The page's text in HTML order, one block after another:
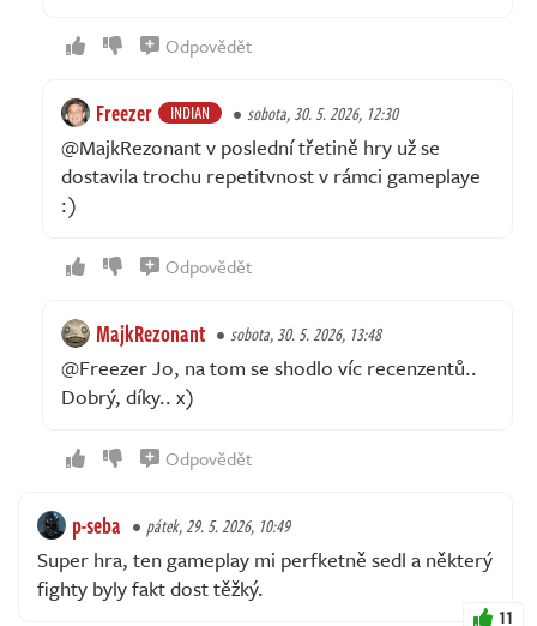
Odpovědět
Freezer INDIAN sobota, 30. 5. 2026, 12:30
@MajkRezonant v poslední třetině hry už se
dostavila trochu repetitvnost v rámci gameplaye
:)
Odpovědět
MajkRezonant sobota, 30. 5. 2026, 13:48
@Freezer Jo, na tom se shodlo víc recenzentů..
Dobrý, díky.. x)
Odpovědět
p-seba pátek, 29. 5. 2026, 10:49
Super hra, ten gameplay mi perfketně sedl a některý
fighty byly fakt dost těžký.
11